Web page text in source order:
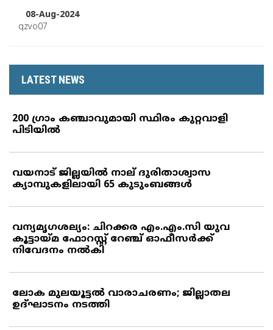
08-Aug-2024
qzvo07
LATEST NEWS
200 ഗ്രാം കഞ്ചാവുമായി സ്ഥിരം കുറ്റവാളി
പിടിയില്‍
വയനാട് ജില്ലയില്‍ നാല് ദുരിതാശ്വാസ
ക്യാമ്പുകളിലായി 65 കുടുംബങ്ങള്‍
വന്യമൃഗശല്യം: ചിറക്കര എം.എം.സി യുവ
കൂട്ടായ്മ ഫോറസ്റ്റ് റേഞ്ച് ഓഫീസര്‍ക്ക്
നിവേദനം നല്‍കി
ലോക മുലയൂട്ടല്‍ വാരാചരണം; ജില്ലാതല
ഉദ്ഘാടനം നടത്തി